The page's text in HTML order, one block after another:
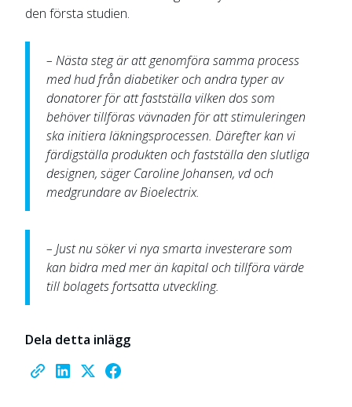
den första studien.
– Nästa steg är att genomföra samma process
med hud från diabetiker och andra typer av
donatorer för att fastställa vilken dos som
behöver tillföras vävnaden för att stimuleringen
ska initiera läkningsprocessen. Därefter kan vi
färdigställa produkten och fastställa den slutliga
designen, säger Caroline Johansen, vd och
medgrundare av Bioelectrix.
– Just nu söker vi nya smarta investerare som
kan bidra med mer än kapital och tillföra värde
till bolagets fortsatta utveckling.
Dela detta inlägg